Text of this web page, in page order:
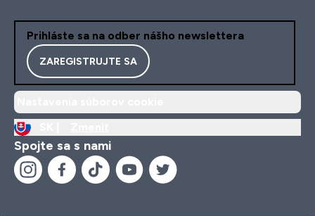
Prihláste sa na odber nášho newslettera
ZAREGISTRUJTE SA
Spojte sa s nami